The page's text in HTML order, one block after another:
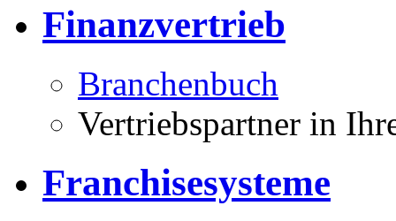
Finanzvertrieb
Branchenbuch
Vertriebspartner in
Franchisesysteme